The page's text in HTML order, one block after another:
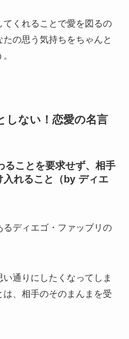
くれることで愛を図るの
の思う気持ちをちゃんと
しない！恋愛の名言
ることを要求せず、相手
入れること（by ディエ
るディエゴ・ファッブリの
通りにしたくなってしま
、相手のそのまんまを受